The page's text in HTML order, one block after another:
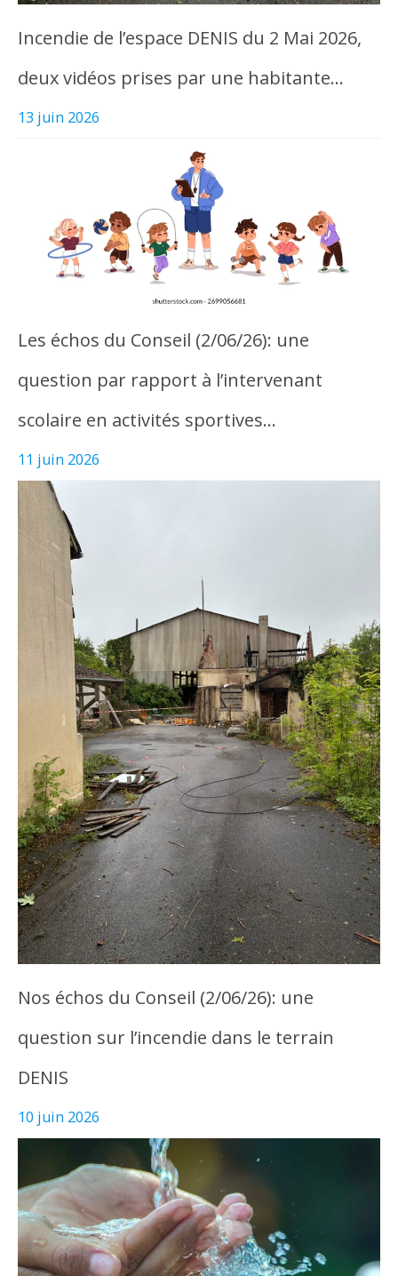
Incendie de l’espace DENIS du 2 Mai 2026,
deux vidéos prises par une habitante…
13 juin 2026
Les échos du Conseil (2/06/26): une
question par rapport à l’intervenant
scolaire en activités sportives…
11 juin 2026
Nos échos du Conseil (2/06/26): une
question sur l’incendie dans le terrain
DENIS
10 juin 2026